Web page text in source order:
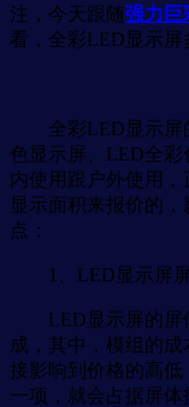
注，今天跟随强力巨
看，全彩LED显示屏
全彩LED显示屏
色显示屏、LED全
内使用跟户外使用
显示面积来报价的
点：
1、LED显示屏
LED显示屏的屏体
成，其中，模组的
接影响到价格的高
一项，就会占据屏